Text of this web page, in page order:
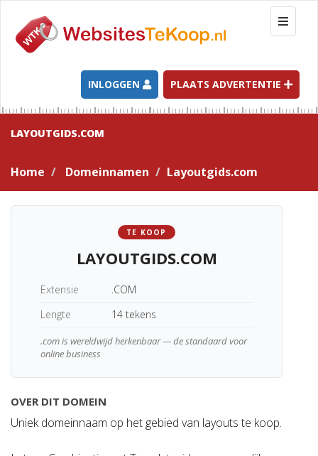
T
o
g
l
e
n
a
t
INLOGGEN PLAATS ADVERTENTIE
LAYOUTGIDS.COM
Home Domeinnamen Layoutgids.com
TE KOOP
LAYOUTGIDS.COM
Extensie
.COM
Lengte
14 tekens
.com is wereldwijd herkenbaar — de standaard voor
online business
OVER DIT DOMEIN
Uniek domeinnaam op het gebied van layouts te koop.